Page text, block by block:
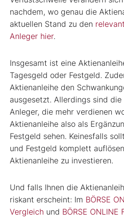
nachdem, wo genau die
aktuellen Stand zu den
Anleger hier.
Insgesamt ist eine
Tagesgeld oder Festgeld.
Aktienanleihe den
ausgesetzt. Allerdings sind die
Anleger, die mehr verdienen
Aktienanleihe also als
Festgeld sehen. Keinesfalls
und Festgeld komplett
Aktienanleihe zu investieren.
Und falls Ihnen die
riskant erscheint: Im BÖRSE
Vergleich und BÖRSE